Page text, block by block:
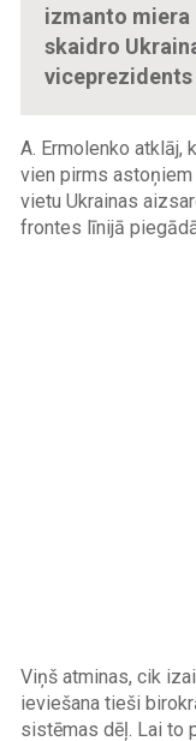
izmanto miera
skaidro
A. Ermolenko atklāj,
vien pirms
vietu Ukrainas
frontes līnijā
Viņš atminas, cik
ieviešana tieši
sistēmas dēļ. Lai to